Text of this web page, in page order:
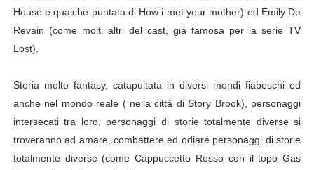
House e qualche puntata di How i met your mother) ed Emily De
Revain (come molti altri del cast, già famosa per la serie TV
Lost).
Storia molto fantasy, catapultata in diversi mondi fiabeschi ed
anche nel mondo reale ( nella città di Story Brook), personaggi
intersecati tra loro, personaggi di storie totalmente diverse si
troveranno ad amare, combattere ed odiare personaggi di storie
totalmente diverse (come Cappuccetto Rosso con il topo Gas